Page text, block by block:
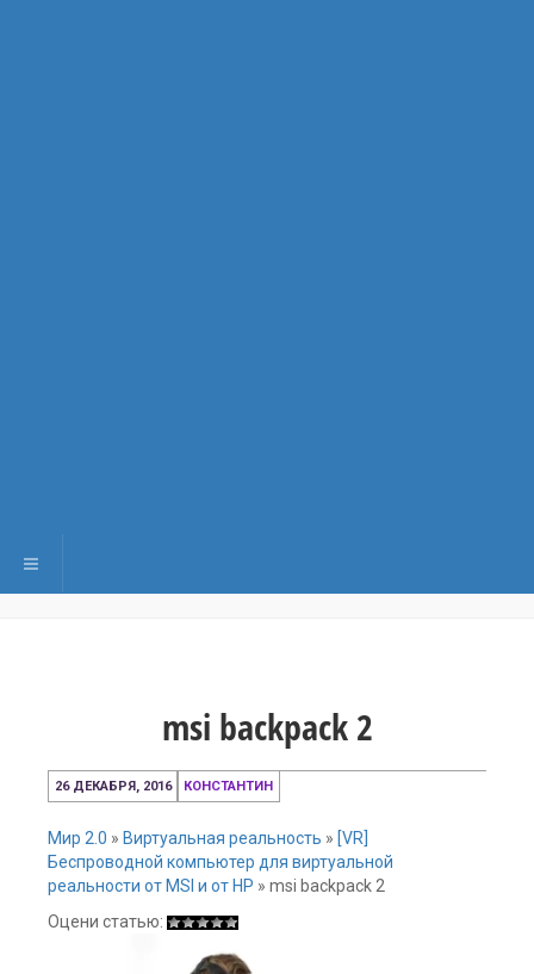
Переключить навигацию
msi backpack 2
26 ДЕКАБРЯ, 2016 КОНСТАНТИН
Мир 2.0 » Виртуальная реальность » [VR]
Беспроводной компьютер для виртуальной
реальности от MSI и от HP » msi backpack 2
Оцени статью: